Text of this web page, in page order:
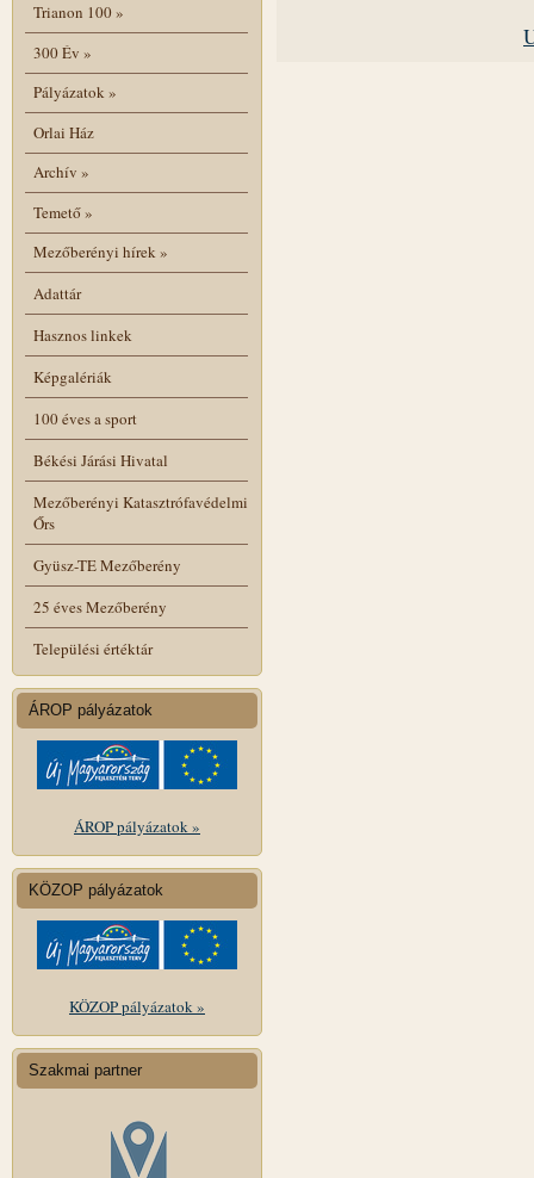
Trianon 100»
300 Év »
Pályázatok»
Orlai Ház
Archív »
Temető»
Mezőberényi hírek»
Adattár
Hasznos linkek
Képgalériák
100 éves a sport
Békési Járási Hivatal
Mezőberényi Katasztrófavédelmi
Őrs
Gyüsz-TE Mezőberény
25 éves Mezőberény
Települési értéktár
ÁROP pályázatok
ÁROP pályázatok »
KÖZOP pályázatok
KÖZOP pályázatok »
Szakmai partner